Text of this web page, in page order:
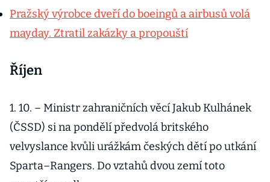
Pražský výrobce dveří do boeingů a airbusů volá
mayday. Ztratil zakázky a propouští
Říjen
1. 10. – Ministr zahraničních věcí Jakub Kulhánek
(ČSSD) si na pondělí předvolá britského
velvyslance kvůli urážkám českých dětí po utkání
Sparta–Rangers. Do vztahů dvou zemí toto